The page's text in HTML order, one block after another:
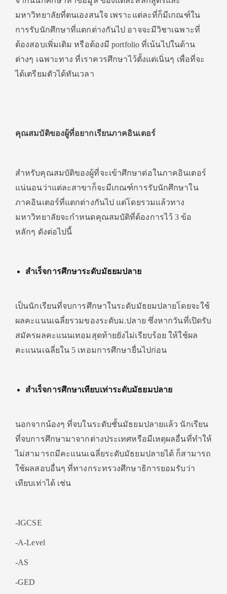
มหาวิทยาลัยที่ตนเองสนใจ เพราะแต่ละที่ก็มีเกณฑ์ใน
การรับนักศึกษาที่แตกต่างกันไป อาจจะมีวิชาเฉพาะที่
ต้องสอบเพิ่มเติม หรือต้องมี portfolio ที่เน้นไปในด้าน
ต่างๆ เฉพาะทาง ที่เราควรศึกษาไว้ตั้งแต่เนิ่นๆ เพื่อที่จะ
ได้เตรียมตัวได้ทันเวลา
คุณสมบัติของผู้ที่อยากเรียนภาคอินเตอร์
สำหรับคุณสมบัติของผู้ที่จะเข้าศึกษาต่อในภาคอินเตอร์
แน่นอนว่าแต่ละสาขาก็จะมีเกณฑ์การรับนักศึกษาใน
ภาคอินเตอร์ที่แตกต่างกันไป แต่โดยรวมแล้วทาง
มหาวิทยาลัยจะกำหนดคุณสมบัติที่ต้องการไว้ 3 ข้อ
หลักๆ ดังต่อไปนี้
สำเร็จการศึกษาระดับมัธยมปลาย
เป็นนักเรียนที่จบการศึกษาในระดับมัธยมปลายโดยจะใช้
ผลคะแนนเฉลี่ยรวมของระดับม.ปลาย ซึ่งหากวันที่เปิดรับ
สมัครผลคะแนนเทอมสุดท้ายยังไม่เรียบร้อย ให้ใช้ผล
คะแนนเฉลี่ยใน 5 เทอมการศึกษายื่นไปก่อน
สำเร็จการศึกษาเทียบเท่าระดับมัธยมปลาย
นอกจากน้องๆ ที่จบในระดับชั้นมัธยมปลายแล้ว นักเรียน
ที่จบการศึกษามาจากต่างประเทศหรือมีเหตุผลอื่นที่ทำให้
ไม่สามารถมีคะแนนเฉลี่ยระดับมัธยมปลายได้ ก็สามารถ
ใช้ผลสอบอื่นๆ ที่ทางกระทรวงศึกษาธิการยอมรับว่า
เทียบเท่าได้ เช่น
-IGCSE
-A-Level
-AS
-GED